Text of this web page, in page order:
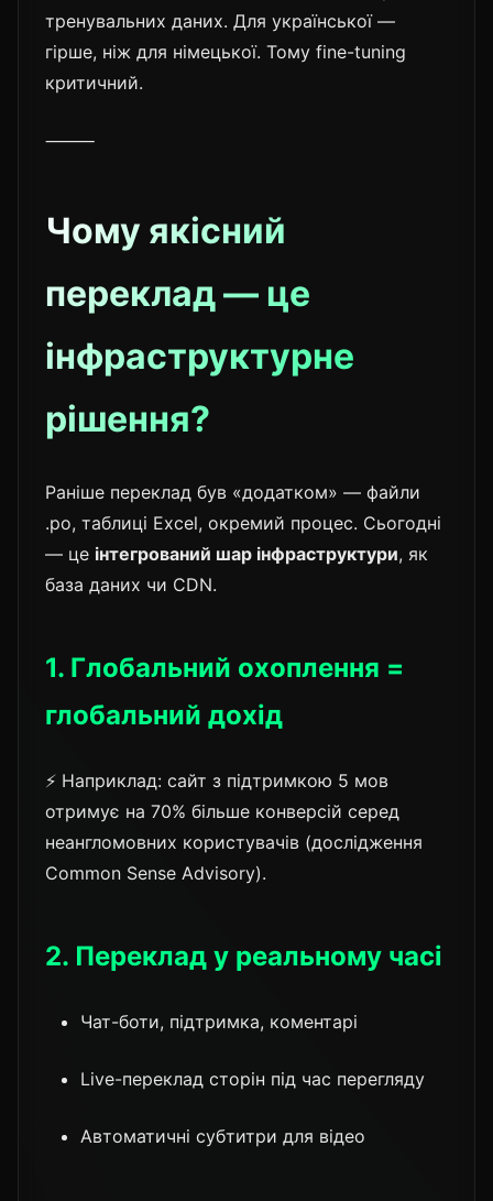
тренувальних даних. Для української —
гірше, ніж для німецької. Тому fine-tuning
критичний.
⸻
Чому якісний
переклад — це
інфраструктурне
рішення?
Раніше переклад був «додатком» — файли
.po, таблиці Excel, окремий процес. Сьогодні
— це інтегрований шар інфраструктури, як
база даних чи CDN.
1. Глобальний охоплення =
глобальний дохід
⚡ Наприклад: сайт з підтримкою 5 мов
отримує на 70% більше конверсій серед
неангломовних користувачів (дослідження
Common Sense Advisory).
2. Переклад у реальному часі
Чат-боти, підтримка, коментарі
Live-переклад сторін під час перегляду
Автоматичні субтитри для відео